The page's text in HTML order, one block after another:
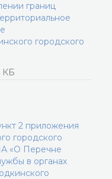
границ
городского
КБ
2 приложения
городского
«О Перечне
в органах